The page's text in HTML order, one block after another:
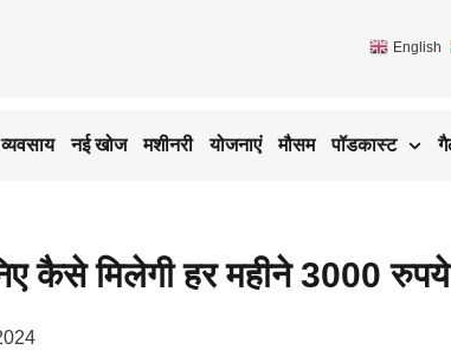
English
नई खोज मशीनरी योजनाएं मौसम पॉडकास्ट
कैसे मिलेगी हर महीने 3000